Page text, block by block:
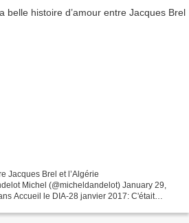
Jacques Brel et l’Algérie
Michel (@micheldandelot) January 29,
Accueil le DIA-28 janvier 2017: C'était